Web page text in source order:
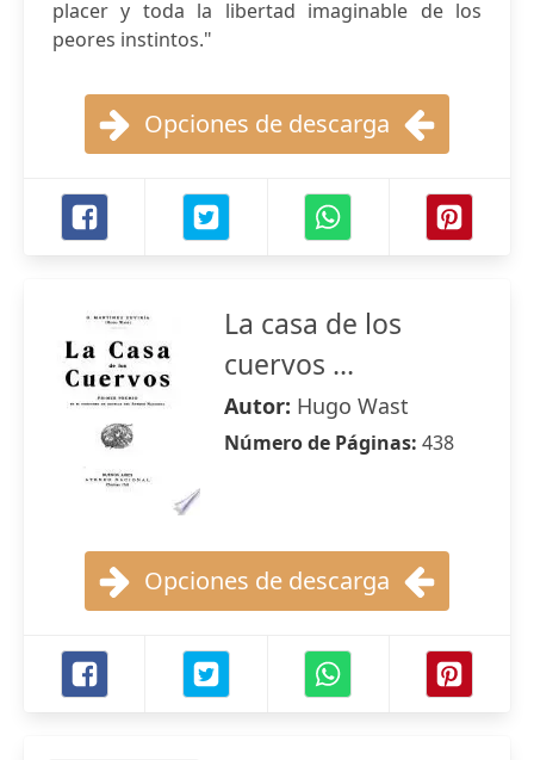
placer y toda la libertad imaginable de los
peores instintos."
Opciones de descarga
La casa de los
cuervos ...
Autor: Hugo Wast
Número de Páginas: 438
Opciones de descarga